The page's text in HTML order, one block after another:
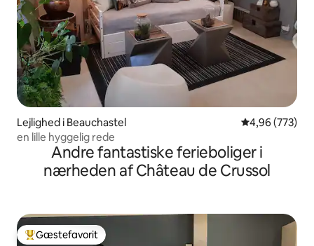
Lejlighed i Beauchastel 4,96 ud af 5 i
4,96 (773)
en lille hyggelig rede
Andre fantastiske ferieboliger i
nærheden af Château de Crussol
Bedste gæstefavorit
Gæstefavorit